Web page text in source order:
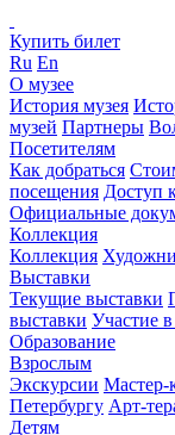
Купить билет
Ru En
О музее
История музея
музей Партнеры
Посетителям
Как добраться
посещения Доступ
Официальные
Коллекция
Коллекция
Выставки
Текущие выставки
выставки Участие
Образование
Взрослым
Экскурсии Мастер-
Петербургу Арт-
Детям